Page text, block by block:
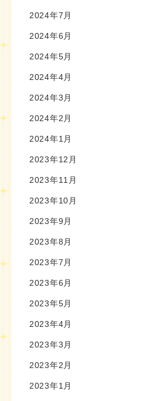
2024年7月
2024年6月
2024年5月
2024年4月
2024年3月
2024年2月
2024年1月
2023年12月
2023年11月
2023年10月
2023年9月
2023年8月
2023年7月
2023年6月
2023年5月
2023年4月
2023年3月
2023年2月
2023年1月